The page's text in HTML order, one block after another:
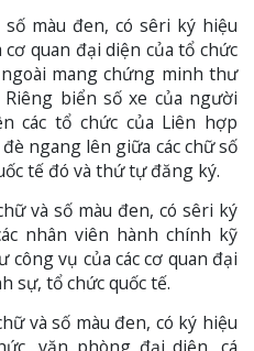
màu đen, có sêri ký hiệu
cơ quan đại diện của tổ chức
mang chứng minh thư
biển số xe của người
các tổ chức của Liên hợp
ngang lên giữa các chữ số
tế đó và thứ tự đăng ký.
và số màu đen, có sêri ký
nhân viên hành chính kỹ
vụ của các cơ quan đại
sự, tổ chức quốc tế.
và số màu đen, có ký hiệu